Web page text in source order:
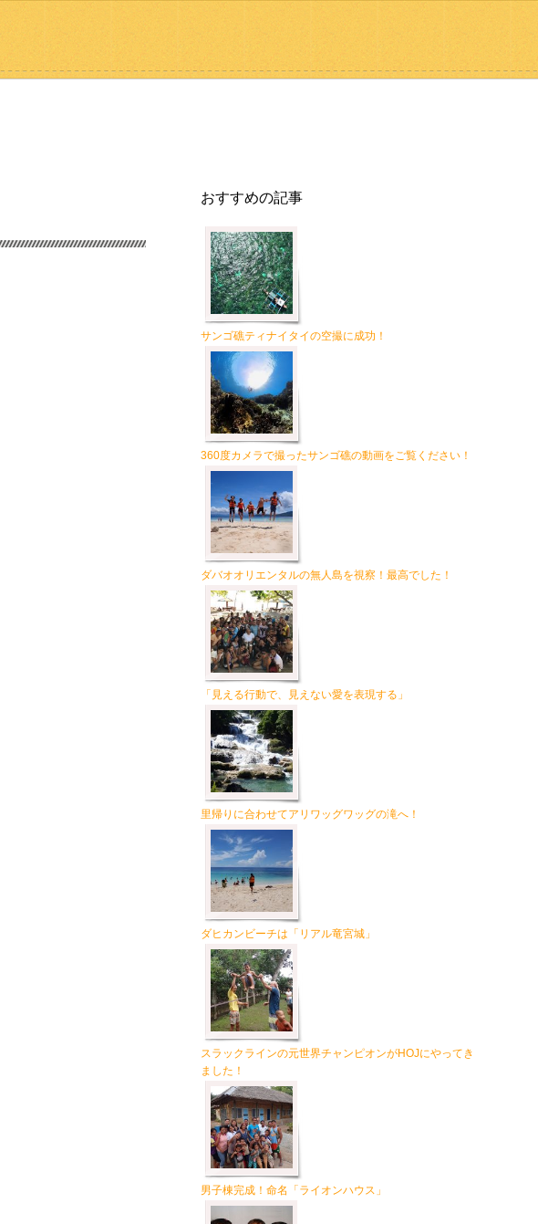
おすすめの記事
サンゴ礁ティナイタイの空撮に成功！
360度カメラで撮ったサンゴ礁の動画をご覧ください！
ダバオオリエンタルの無人島を視察！最高でした！
「見える行動で、見えない愛を表現する」
里帰りに合わせてアリワッグワッグの滝へ！
ダヒカンビーチは「リアル竜宮城」
スラックラインの元世界チャンピオンがHOJにやってき
ました！
男子棟完成！命名「ライオンハウス」